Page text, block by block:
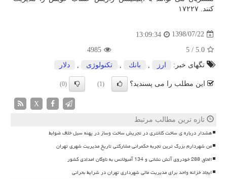
كنند. ۱۷۲۲۷
1398/07/22
13:09:34
5.0
/
5
4985
تگهای خبر:
ارز بانك تكنولوژی دلار
این مطلب را می پسندید؟ (1)
(0)
X
تازه ترین مطالب مرتبط
هشدار درباره ی ساخت کلانتری در تجریش ساخت وساز در پهنه سیل خلاف ضوابط
من شهردارم بزرگ ترین تجربه حکمرانی مشارکتی تاریخ مدیریت شهری تهران
الحاق 288 خودروی آتش نشانی و 134 آمبولانس به ناوگان امدادی کشور
ایجاد خزانه واحد برای مدیریت مالی شهرداری تهران در شرایط بحرانی